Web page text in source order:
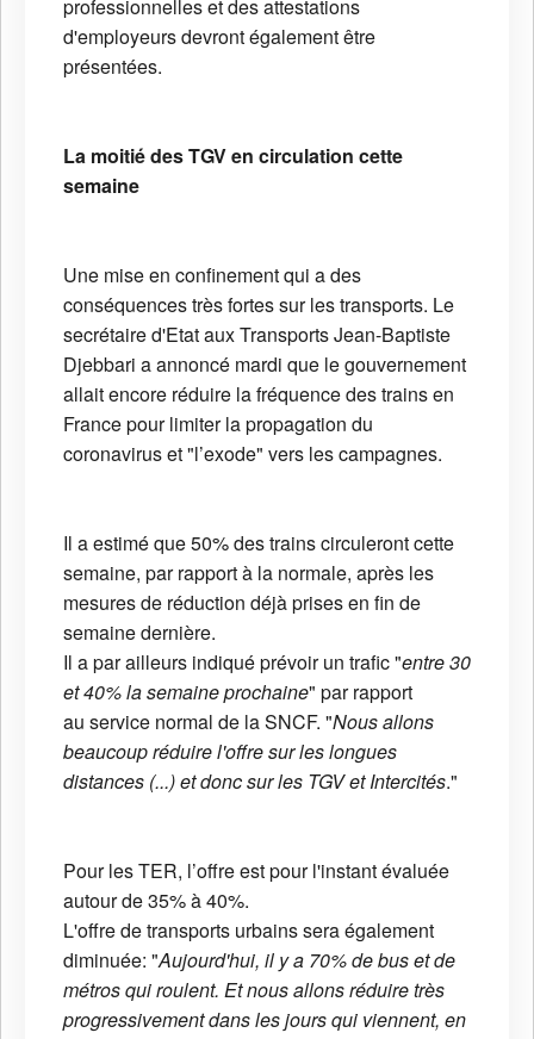
professionnelles et des attestations
d'employeurs devront également être
présentées.
La moitié des TGV en circulation cette
semaine
Une mise en confinement qui a des
conséquences très fortes sur les transports. Le
secrétaire d'Etat aux Transports Jean-Baptiste
Djebbari a annoncé mardi que le gouvernement
allait encore réduire la fréquence des trains en
France pour limiter la propagation du
coronavirus et "l’exode" vers les campagnes.
Il a estimé que 50% des trains circuleront cette
semaine, par rapport à la normale, après les
mesures de réduction déjà prises en fin de
semaine dernière.
Il a par ailleurs indiqué prévoir un trafic "entre 30
et 40% la semaine prochaine" par rapport
au service normal de la SNCF. "Nous allons
beaucoup réduire l'offre sur les longues
distances (...) et donc sur les TGV et Intercités."
Pour les TER, l’offre est pour l'instant évaluée
autour de 35% à 40%.
L'offre de transports urbains sera également
diminuée: "Aujourd'hui, il y a 70% de bus et de
métros qui roulent. Et nous allons réduire très
progressivement dans les jours qui viennent, en